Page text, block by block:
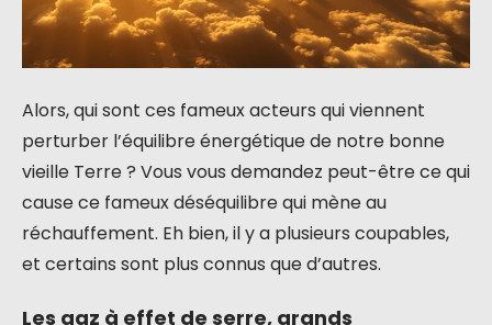
Alors, qui sont ces fameux acteurs qui viennent
perturber l’équilibre énergétique de notre bonne
vieille Terre ? Vous vous demandez peut-être ce qui
cause ce fameux déséquilibre qui mène au
réchauffement. Eh bien, il y a plusieurs coupables,
et certains sont plus connus que d’autres.
Les gaz à effet de serre, grands